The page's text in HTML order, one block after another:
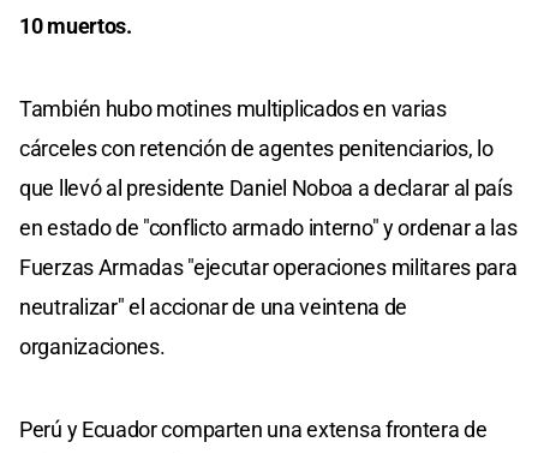
10 muertos.
También hubo motines multiplicados en varias
cárceles con retención de agentes penitenciarios, lo
que llevó al presidente Daniel Noboa a declarar al país
en estado de "conflicto armado interno" y ordenar a las
Fuerzas Armadas "ejecutar operaciones militares para
neutralizar" el accionar de una veintena de
organizaciones.
Perú y Ecuador comparten una extensa frontera de